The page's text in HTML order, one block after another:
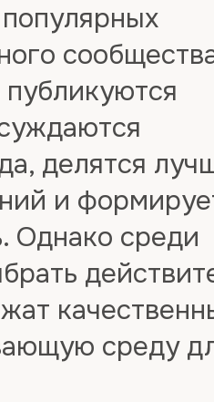
делятся
и
Однако среди
среду